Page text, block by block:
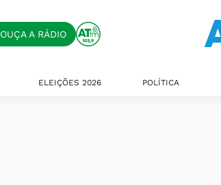
OUÇA A RÁDIO
ELEIÇÕES 2026 POLÍTICA